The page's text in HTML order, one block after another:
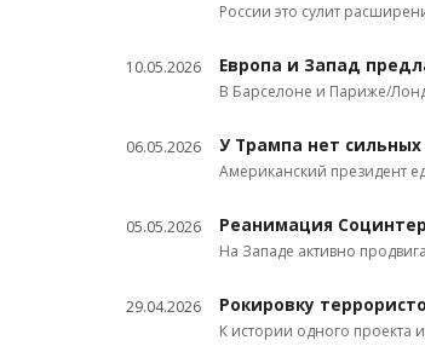
России это сулит
10.05.2026 Европа и Запад
В Барселоне и Париже/
06.05.2026 У Трампа нет сильных
Американский президент
05.05.2026 Реанимация
На Западе активно
29.04.2026 Рокировку
К истории одного проекта